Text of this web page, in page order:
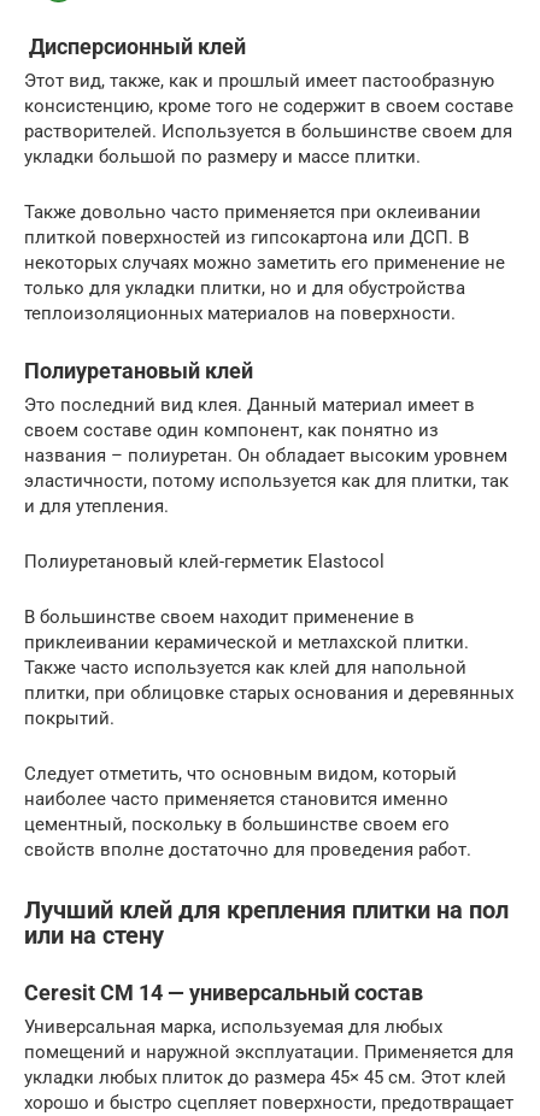
Дисперсионный клей
Этот вид, также, как и прошлый имеет пастообразную
консистенцию, кроме того не содержит в своем составе
растворителей. Используется в большинстве своем для
укладки большой по размеру и массе плитки.
Также довольно часто применяется при оклеивании
плиткой поверхностей из гипсокартона или ДСП. В
некоторых случаях можно заметить его применение не
только для укладки плитки, но и для обустройства
теплоизоляционных материалов на поверхности.
Полиуретановый клей
Это последний вид клея. Данный материал имеет в
своем составе один компонент, как понятно из
названия – полиуретан. Он обладает высоким уровнем
эластичности, потому используется как для плитки, так
и для утепления.
Полиуретановый клей-герметик Elastocol
В большинстве своем находит применение в
приклеивании керамической и метлахской плитки.
Также часто используется как клей для напольной
плитки, при облицовке старых основания и деревянных
покрытий.
Следует отметить, что основным видом, который
наиболее часто применяется становится именно
цементный, поскольку в большинстве своем его
свойств вполне достаточно для проведения работ.
Лучший клей для крепления плитки на пол
или на стену
Ceresit CM 14 — универсальный состав
Универсальная марка, используемая для любых
помещений и наружной эксплуатации. Применяется для
укладки любых плиток до размера 45× 45 см. Этот клей
хорошо и быстро сцепляет поверхности, предотвращает